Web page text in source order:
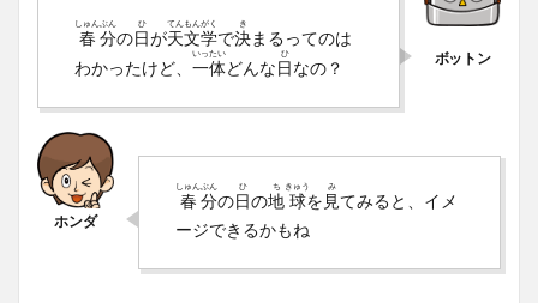
春
しゅん
分
ぶん
の日
ひ
が天
てん
文
もん
学
がく
で決
き
まるってのは
わかったけど、 一
いっ
体
たい
どんな日
ひ
なの？
春
しゅん
分
ぶん
の日
ひ
の地
ち
球
きゅう
を 見
み
てみると、イメ
ージできるかもね